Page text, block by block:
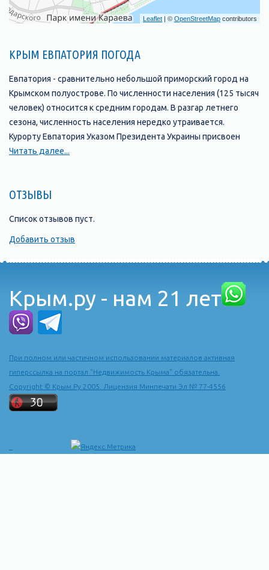
Leaflet | © OpenStreetMap contributors
КРЫМ ЕВПАТОРИЯ ПОГОДА
Евпатория - сравнительно небольшой приморский город на
Крымском полуострове. По численности населения (125 тысяч
человек) относится к средним городам. В разгар летнего
сезона, численность населения нередко утраивается.
Курорту Евпатория Указом Президента Украины присвоен
статус Всеукраинской детской здравницы. На территории
двигательного аппарата, периферической и центральной
органов дыхания, последствия травм, бесплодие. Город
располагает мощным лечебным потенциалом. Это
В Евпатории нет промышленных предприятий, загрязняющих
атмосферу. Самые авторитетные экологические экспертизы
показывают высокую степень природной чистоты курорта.
Сегодня Евпатория - самый экологически чистый город Крыма.
расположенных в нескольких километрах от города, и
очищается не с помощью хлора, а ультрафиолета. Эта
современная технология позволяет сохранить полезные
свойства воды и избавиться от болезнетворных бактерий.
Евпатория считается одним из лучших курортов в Крыму -
температура воды у берегов Евпатории зачастую выше, чем
на других курортах Крыма.
Читать далее...
ОТЗЫВЫ
Список отзывов пуст.
Добавить отзыв
Крым.ру - нам 21 лет
При полном или частичном использовании материалов активная
гиперссылка на портал "Недвижимость Крыма" обязательна.
Copyright © Крым.Ру 2005. Лицензия Минпечати Эл № 77-4556